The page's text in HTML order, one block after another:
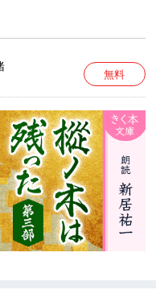
図を尊重し、その
無料